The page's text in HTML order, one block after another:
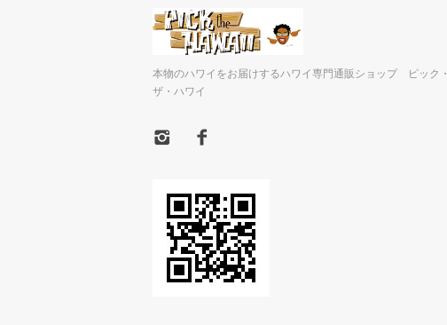
本物のハワイをお届けするハワイ専門通販ショップ ピック・
ザ・ハワイ